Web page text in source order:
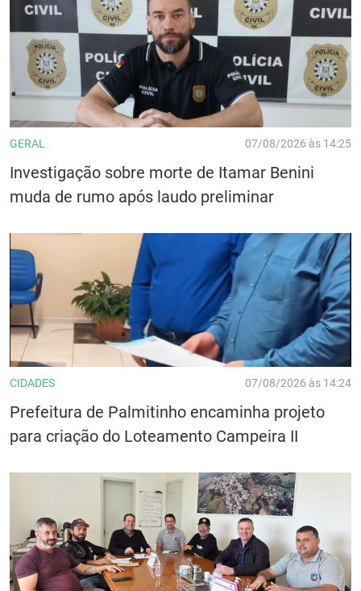
GERAL 07/08/2026 às 14:25
Investigação sobre morte de Itamar Benini
muda de rumo após laudo preliminar
CIDADES 07/08/2026 às 14:24
Prefeitura de Palmitinho encaminha projeto
para criação do Loteamento Campeira II